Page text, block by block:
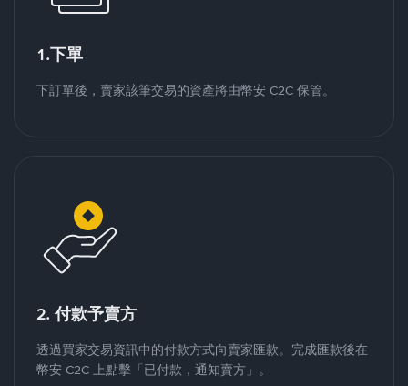
1.下單
下訂單後，賣家該筆交易的資產將由幣安 C2C 保管。
2. 付款予賣方
透過買家交易資訊中的付款方式向賣家匯款。完成匯款後在
幣安 C2C 上點擊「已付款，通知賣方」。